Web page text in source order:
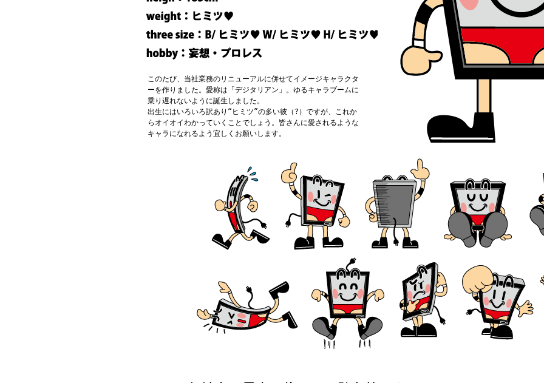
このたび、当社業務のリニューアルに併せてイメージキャラクタ
ーを作りました。愛称は「デジタリアン」。ゆるキャラブームに
乗り遅れないように誕生しました。
出生にはいろいろ訳あり“ヒミツ”の多い彼（?）ですが、これか
らオイオイわかっていくことでしょう。皆さんに愛されるような
キャラになれるよう宜しくお願いします。